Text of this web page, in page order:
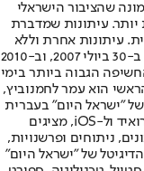
שהציבור הישראלי
יותר. עיתונות שמדברת
עיתונות אחרת וללא
תשלום. המהדורה המודפסת הראשונה פורסמה ב-30 ביולי 2007, וב-2010
הגבוה ביותר בימי
הוא עמר לחמנוביץ,
"ישראל היום" בעברית
ובאנגלית, כמו כן היישומונים (אפליקציות) לאנדרואיד ול-iOS, מציגים
ניתוחים ופרשנויות,
של "ישראל היום"